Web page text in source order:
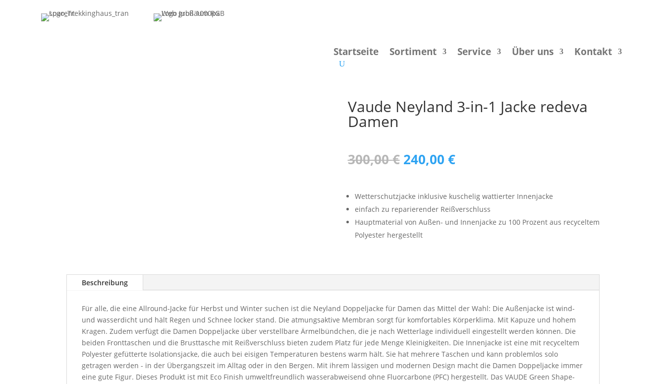
Startseite Sortiment Service Über uns Kontakt
Vaude Neyland 3-in-1 Jacke redeva
Damen
300,00€ Ursprünglicher
Preis
300,00 €
240,00 €Aktueller
Preis
240,00 €.
Wetterschutzjacke inklusive kuschelig wattierter Innenjacke
einfach zu reparierender Reißverschluss
Hauptmaterial von Außen- und Innenjacke zu 100 Prozent aus recyceltem
Polyester hergestellt
Beschreibung
Für alle, die eine Allround-Jacke für Herbst und Winter suchen ist die Neyland Doppeljacke für Damen das Mittel der Wahl: Die Außenjacke ist wind-
und wasserdicht und hält Regen und Schnee locker stand. Die atmungsaktive Membran sorgt für komfortables Körperklima. Mit Kapuze und hohem
Kragen. Zudem verfügt die Damen Doppeljacke über verstellbare Ärmelbündchen, die je nach Wetterlage individuell eingestellt werden können. Die
beiden Fronttaschen und die Brusttasche mit Reißverschluss bieten zudem Platz für jede Menge Kleinigkeiten. Die Innenjacke ist eine mit recyceltem
Polyester gefütterte Isolationsjacke, die auch bei eisigen Temperaturen bestens warm hält. Sie hat mehrere Taschen und kann problemlos solo
getragen werden - in der Übergangszeit im Alltag oder in den Bergen. Mit ihrem lässigen und modernen Design macht die Damen Doppeljacke immer
eine gute Figur. Dieses Produkt ist mit Eco Finish umweltfreundlich wasserabweisend ohne Fluorcarbone (PFC) hergestellt. Das VAUDE Green Shape-